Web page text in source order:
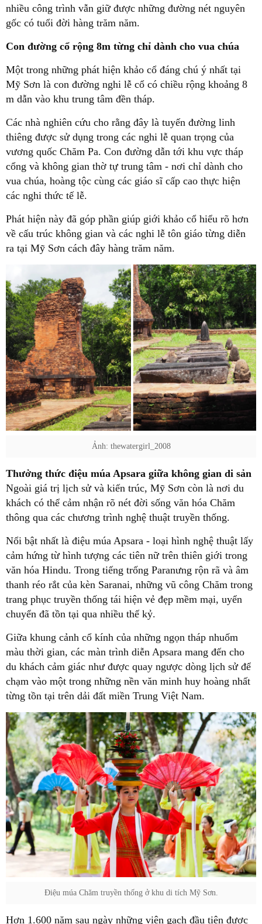
nhiều công trình vẫn giữ được những đường nét nguyên
gốc có tuổi đời hàng trăm năm.
Con đường cổ rộng 8m từng chỉ dành cho vua chúa
Một trong những phát hiện khảo cổ đáng chú ý nhất tại
Mỹ Sơn là con đường nghi lễ cổ có chiều rộng khoảng 8
m dẫn vào khu trung tâm đền tháp.
Các nhà nghiên cứu cho rằng đây là tuyến đường linh
thiêng được sử dụng trong các nghi lễ quan trọng của
vương quốc Chăm Pa. Con đường dẫn tới khu vực tháp
cổng và không gian thờ tự trung tâm - nơi chỉ dành cho
vua chúa, hoàng tộc cùng các giáo sĩ cấp cao thực hiện
các nghi thức tế lễ.
Phát hiện này đã góp phần giúp giới khảo cổ hiểu rõ hơn
về cấu trúc không gian và các nghi lễ tôn giáo từng diễn
ra tại Mỹ Sơn cách đây hàng trăm năm.
Ảnh: thewatergirl_2008
Thưởng thức điệu múa Apsara giữa không gian di sản
Ngoài giá trị lịch sử và kiến trúc, Mỹ Sơn còn là nơi du
khách có thể cảm nhận rõ nét đời sống văn hóa Chăm
thông qua các chương trình nghệ thuật truyền thống.
Nổi bật nhất là điệu múa Apsara - loại hình nghệ thuật lấy
cảm hứng từ hình tượng các tiên nữ trên thiên giới trong
văn hóa Hindu. Trong tiếng trống Paranưng rộn rã và âm
thanh réo rắt của kèn Saranai, những vũ công Chăm trong
trang phục truyền thống tái hiện vẻ đẹp mềm mại, uyển
chuyển đã tồn tại qua nhiều thế kỷ.
Giữa khung cảnh cổ kính của những ngọn tháp nhuốm
màu thời gian, các màn trình diễn Apsara mang đến cho
du khách cảm giác như được quay ngược dòng lịch sử để
chạm vào một trong những nền văn minh huy hoàng nhất
từng tồn tại trên dải đất miền Trung Việt Nam.
Điệu múa Chăm truyền thống ở khu di tích Mỹ Sơn.
Hơn 1.600 năm sau ngày những viên gạch đầu tiên được